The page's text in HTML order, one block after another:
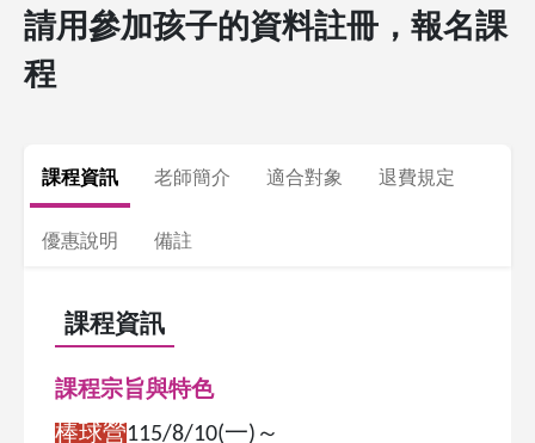
請用參加孩子的資料註冊，報名課
程
課程資訊 老師簡介 適合對象 退費規定
優惠說明 備註
課程資訊
課程宗旨與特色
棒球營115/8/10(一) ～